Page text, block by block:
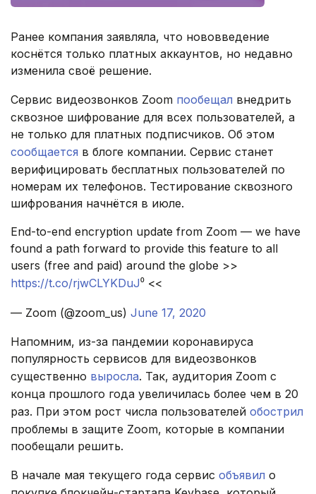
Ранее компания заявляла, что нововведение
коснётся только платных аккаунтов, но недавно
изменила своё решение.
Сервис видеозвонков Zoom пообещал внедрить
сквозное шифрование для всех пользователей, а
не только для платных подписчиков. Об этом
сообщается в блоге компании. Сервис станет
верифицировать бесплатных пользователей по
номерам их телефонов. Тестирование сквозного
шифрования начнётся в июле.
End-to-end encryption update from Zoom — we have
found a path forward to provide this feature to all
users (free and paid) around the globe >>
https://t.co/rjwCLYKDuJ⁰ <<
— Zoom (@zoom_us) June 17, 2020
Напомним, из-за пандемии коронавируса
популярность сервисов для видеозвонков
существенно выросла. Так, аудитория Zoom с
конца прошлого года увеличилась более чем в 20
раз. При этом рост числа пользователей обострил
проблемы в защите Zoom, которые в компании
пообещали решить.
В начале мая текущего года сервис объявил о